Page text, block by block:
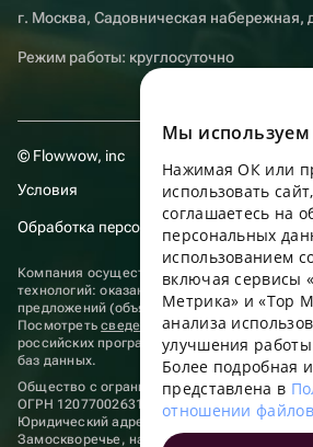
г. Москва, Садовническая набережная,
Режим работы: круглосуточно
© Flowwow, inc
Условия
Обработка персональных данных
Компания осуществляет деятельность в
технологий: оказание услуг в сети
предложений (объявлений) продавцов о
Посмотретьсведения о программах,
российских программ для электронных
баз данных.
Общество с ограниченной
ОГРН 1207700263198, ИНН 9702020445
Юридический адрес: г. Москва, вн.тер. г.
Замоскворечье, наб. Садовническая, д. 9,
Мы используем
Нажимая ОК или
использовать
соглашаетесь на
персональных
использованием
включая сервисы
Метрика» и «Top
анализа
улучшения
Более подробная
представлена в
отношении